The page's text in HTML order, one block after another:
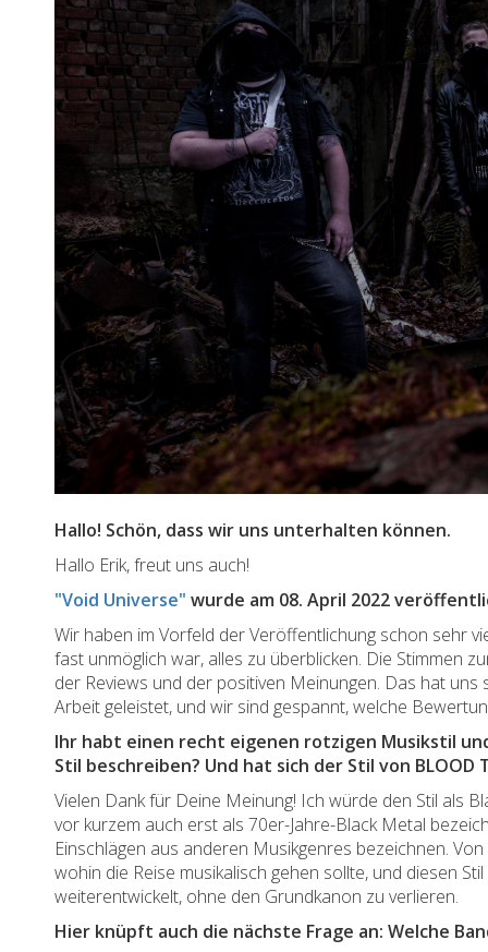
Hallo! Schön, dass wir uns unterhalten können.
Hallo Erik, freut uns auch!
"Void Universe" wurde am 08. April 2022
Wir haben im Vorfeld der Veröffentlichung schon sehr
fast unmöglich war, alles zu überblicken. Die Stimmen
der Reviews und der positiven Meinungen. Das hat
Arbeit geleistet, und wir sind gespannt, welche
Ihr habt einen recht eigenen rotzigen Musikstil
Stil beschreiben? Und hat sich der Stil von
Vielen Dank für Deine Meinung! Ich würde den Stil als
vor kurzem auch erst als 70er-Jahre-Black Metal
Einschlägen aus anderen Musikgenres bezeichnen.
wohin die Reise musikalisch gehen sollte, und diesen
weiterentwickelt, ohne den Grundkanon zu verlieren.
Hier knüpft auch die nächste Frage an: Welche